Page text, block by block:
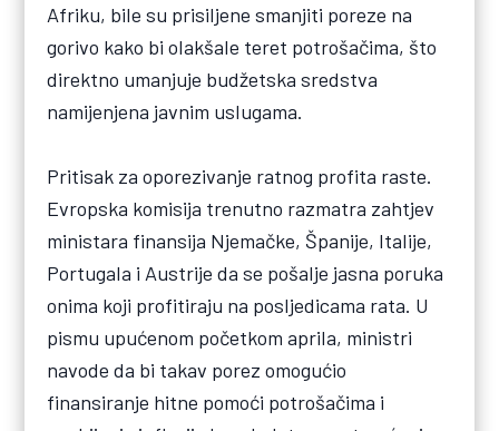
Afriku, bile su prisiljene smanjiti poreze na
gorivo kako bi olakšale teret potrošačima, što
direktno umanjuje budžetska sredstva
namijenjena javnim uslugama.
Pritisak za oporezivanje ratnog profita raste.
Evropska komisija trenutno razmatra zahtjev
ministara finansija Njemačke, Španije, Italije,
Portugala i Austrije da se pošalje jasna poruka
onima koji profitiraju na posljedicama rata. U
pismu upućenom početkom aprila, ministri
navode da bi takav porez omogućio
finansiranje hitne pomoći potrošačima i